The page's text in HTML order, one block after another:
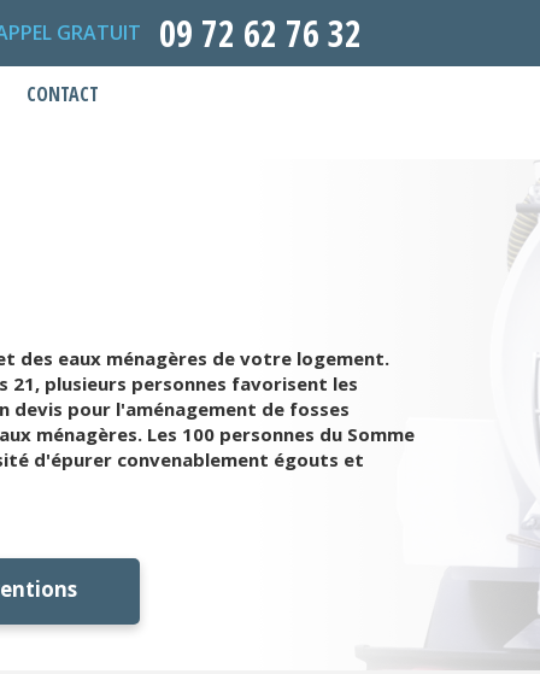
GRATUIT 09 72 62 76 32
CONTACT
des eaux ménagères de votre logement.
21, plusieurs personnes favorisent les
devis pour l'aménagement de fosses
ménagères. Les 100 personnes du Somme
d'épurer convenablement égouts et